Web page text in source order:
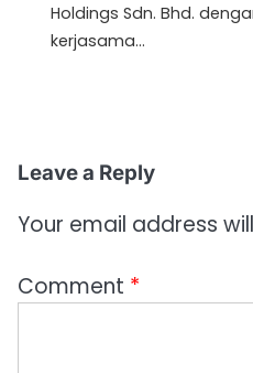
Holdings Sdn. Bhd.
kerjasama…
Leave a Reply
Your email address
Comment *